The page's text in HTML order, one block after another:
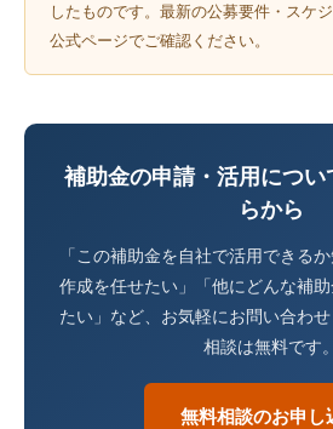
したものです。最新の公募要件・スケ
公式ページでご確認ください。
補助金の申請・活用につい
らから
「この補助金を自社で活用できる
作成を任せたい」「他にどんな補
たい」など、お気軽にお問い合わ
相談は無料です。
無料相談のお申し